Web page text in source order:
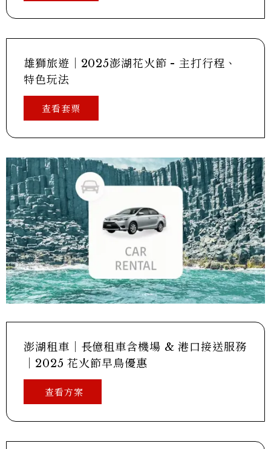
雄獅旅遊｜2025澎湖花火節 - 主打行程、
特色玩法
查看套票
澎湖租車｜長億租車含機場 & 港口接送服務
｜2025 花火節早鳥優惠
查看方案